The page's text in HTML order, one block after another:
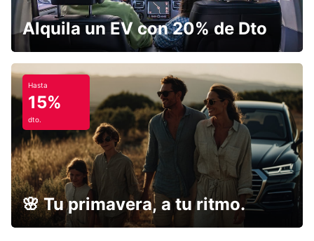
Alquila un EV con 20% de Dto
Hasta
15%
dto.
🌸 Tu primavera, a tu ritmo.